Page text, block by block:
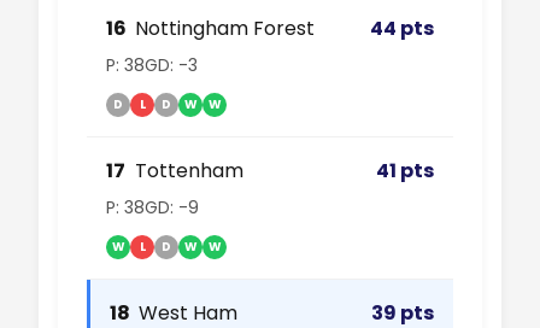
16 Nottingham Forest 44 pts
P: 38GD: -3
D L D W W
17 Tottenham 41 pts
P: 38GD: -9
W L D W W
18 West Ham 39 pts